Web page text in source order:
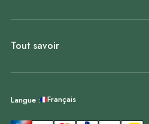
Tout savoir
Langue : Français